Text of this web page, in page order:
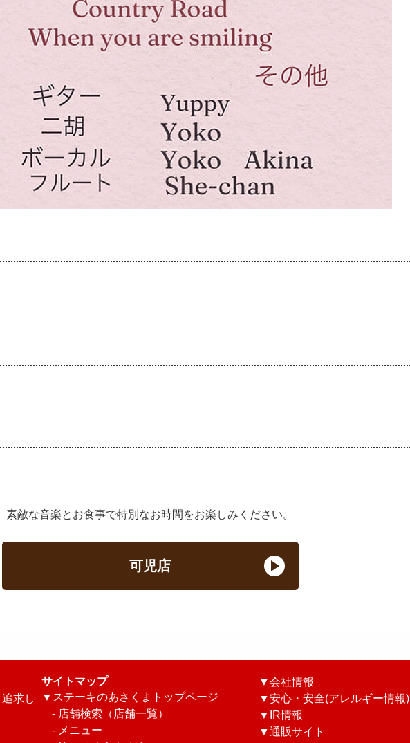
素敵な音楽とお食事で特別なお時間をお楽しみください。
可児店
求し
サイトマップ
▼ ステーキのあさくまトップページ
- 店舗検索（店舗一覧）
- メニュー
▼会社情報
▼安心・安全(アレルギー情報)
▼ IR情報
▼通販サイト